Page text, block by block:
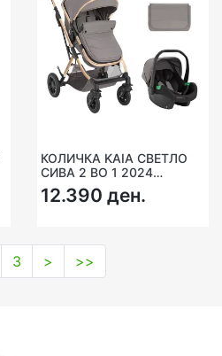
КОЛИЧКА KAIA СВЕТЛО
СИВА 2 ВО 1 2024
КИКАБУ
12.390 ден.
3 > >>